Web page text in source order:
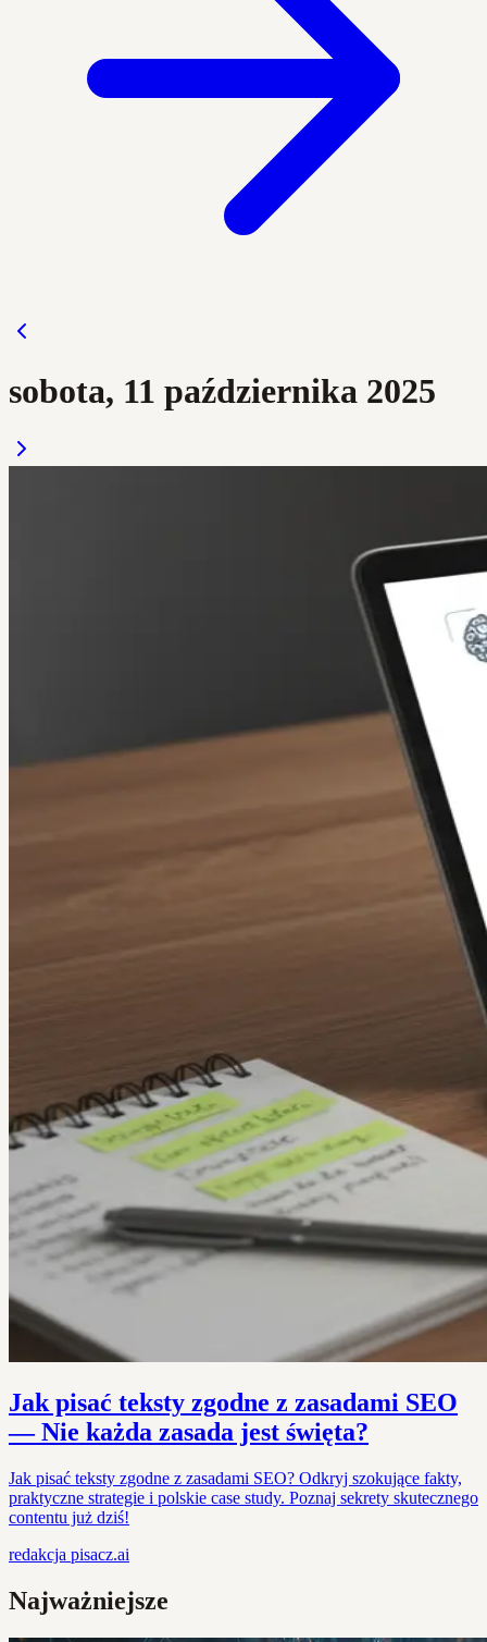
sobota, 11 października 2025
Jak pisać teksty zgodne z zasadami SEO
— Nie każda zasada jest święta?
Jak pisać teksty zgodne z zasadami SEO? Odkryj szokujące fakty,
praktyczne strategie i polskie case study. Poznaj sekrety skutecznego
contentu już dziś!
redakcja pisacz.ai
Najważniejsze